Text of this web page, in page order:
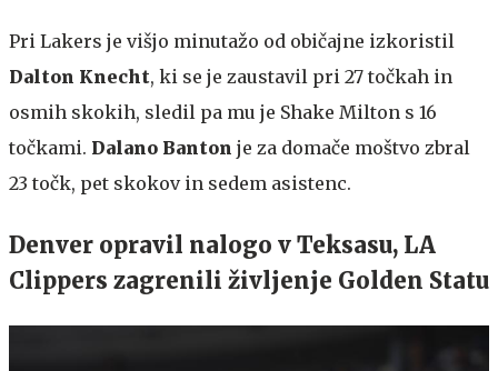
Pri Lakers je višjo minutažo od običajne izkoristil
Dalton Knecht, ki se je zaustavil pri 27 točkah in
osmih skokih, sledil pa mu je Shake Milton s 16
točkami. Dalano Banton je za domače moštvo zbral
23 točk, pet skokov in sedem asistenc.
Denver opravil nalogo v Teksasu, LA
Clippers zagrenili življenje Golden Statu